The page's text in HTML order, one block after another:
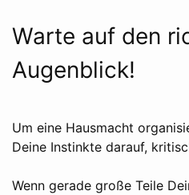
Warte auf den
Augenblick!
Um eine Hausmacht
Deine Instinkte darauf,
Wenn gerade große Teile